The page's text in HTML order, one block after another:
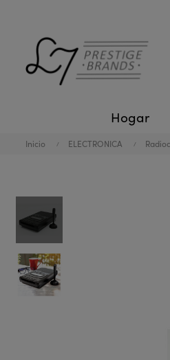
Hogar
Inicio ELECTRONICA